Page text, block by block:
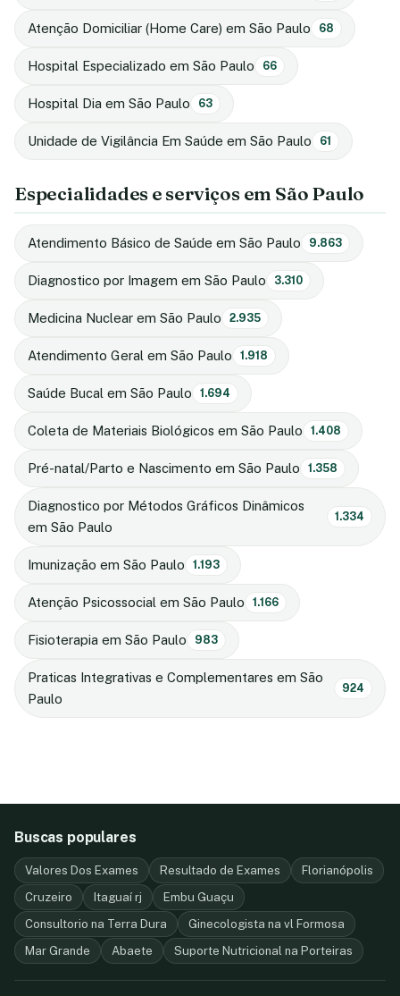
Atenção Domiciliar (Home Care) em São Paulo 68
Hospital Especializado em São Paulo 66
Hospital Dia em São Paulo 63
Unidade de Vigilância Em Saúde em São Paulo 61
Especialidades e serviços em São Paulo
Atendimento Básico de Saúde em São Paulo 9.863
Diagnostico por Imagem em São Paulo 3.310
Medicina Nuclear em São Paulo 2.935
Atendimento Geral em São Paulo 1.918
Saúde Bucal em São Paulo 1.694
Coleta de Materiais Biológicos em São Paulo 1.408
Pré-natal/Parto e Nascimento em São Paulo 1.358
Diagnostico por Métodos Gráficos Dinâmicos
em São Paulo
1.334
Imunização em São Paulo 1.193
Atenção Psicossocial em São Paulo 1.166
Fisioterapia em São Paulo 983
Praticas Integrativas e Complementares em São
Paulo
924
Buscas populares
Valores Dos Exames Resultado de Exames
Florianópolis
Cruzeiro
Itaguaí rj
Embu Guaçu
Consultorio na Terra Dura
Ginecologista na vl Formosa
Mar Grande
Abaete Suporte Nutricional na Porteiras